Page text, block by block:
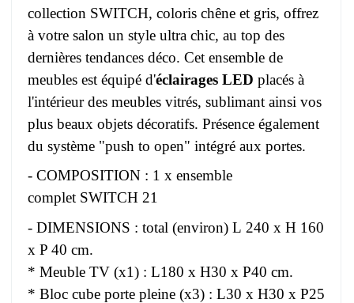
collection SWITCH, coloris chêne et gris, offrez
à votre salon un style ultra chic, au top des
dernières tendances déco. Cet ensemble de
meubles est équipé d'éclairages LED placés à
l'intérieur des meubles vitrés, sublimant ainsi vos
plus beaux objets décoratifs. Présence également
du système "push to open" intégré aux portes.
- COMPOSITION : 1 x ensemble
complet SWITCH 21
- DIMENSIONS : total (environ) L 240 x H 160
x P 40 cm.
* Meuble TV (x1) : L180 x H30 x P40 cm.
* Bloc cube porte pleine (x3) : L30 x H30 x P25